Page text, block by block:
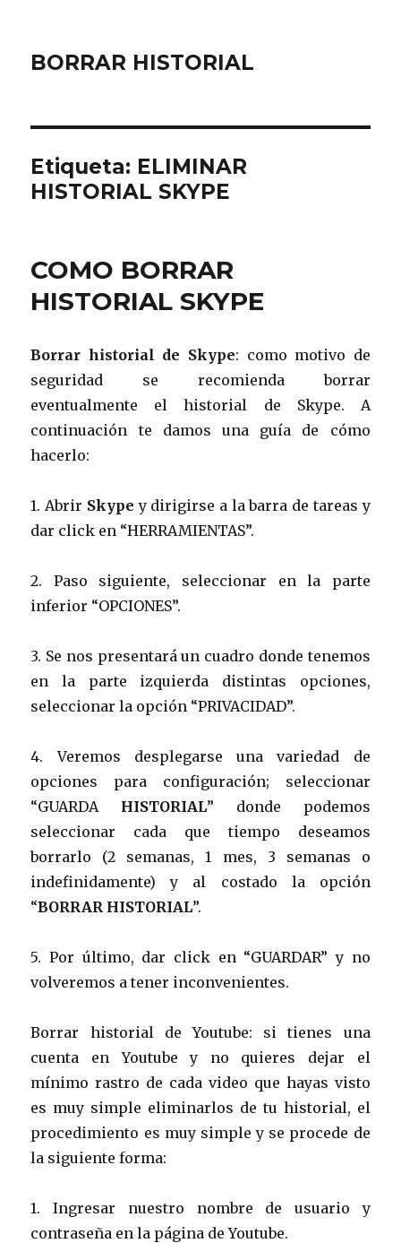
BORRAR HISTORIAL
Etiqueta: ELIMINAR
HISTORIAL SKYPE
COMO BORRAR
HISTORIAL SKYPE
Borrar historial de Skype: como motivo de
seguridad se recomienda borrar
eventualmente el historial de Skype. A
continuación te damos una guía de cómo
hacerlo:
1. Abrir Skype y dirigirse a la barra de tareas y
dar click en “HERRAMIENTAS”.
2. Paso siguiente, seleccionar en la parte
inferior “OPCIONES”.
3. Se nos presentará un cuadro donde tenemos
en la parte izquierda distintas opciones,
seleccionar la opción “PRIVACIDAD”.
4. Veremos desplegarse una variedad de
opciones para configuración; seleccionar
“GUARDA HISTORIAL” donde podemos
seleccionar cada que tiempo deseamos
borrarlo (2 semanas, 1 mes, 3 semanas o
indefinidamente) y al costado la opción
“BORRAR HISTORIAL”.
5. Por último, dar click en “GUARDAR” y no
volveremos a tener inconvenientes.
Borrar historial de Youtube: si tienes una
cuenta en Youtube y no quieres dejar el
mínimo rastro de cada video que hayas visto
es muy simple eliminarlos de tu historial, el
procedimiento es muy simple y se procede de
la siguiente forma:
1. Ingresar nuestro nombre de usuario y
contraseña en la página de Youtube.